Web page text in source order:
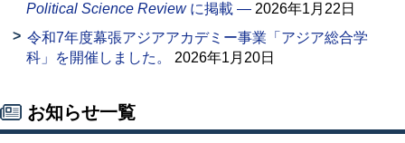
Political Science Reviewに掲載 ― 2026年1月22日
令和7年度幕張アジアアカデミー事業「アジア総合学
科」を開催しました。
2026年1月20日
お知らせ一覧